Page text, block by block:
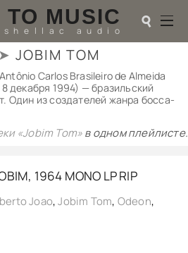
MUSIC
audio ☌
➤ JOBIM TOM
Carlos Brasileiro de Almeida
декабря 1994) — бразильский
Один из создателей жанра босса-
«Jobim Tom»в одном плейлисте.
1964 MONO LP RIP
Joao,Jobim Tom, Odeon,